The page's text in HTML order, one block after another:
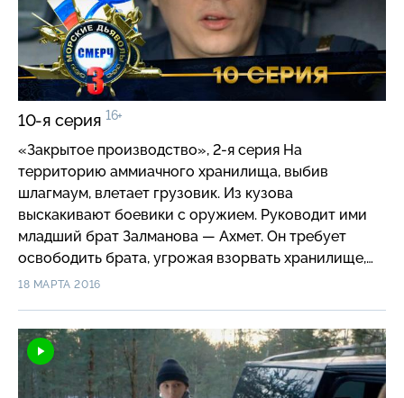
10-я серия 16+
«Закрытое производство», 2-я серия На
территорию аммиачного хранилища, выбив
шлагмаум, влетает грузовик. Из кузова
выскакивают боевики с оружием. Руководит ими
младший брат Залманова — Ахмет. Он требует
освободить брата, угрожая взорвать хранилище,
что обрушит на целый город ядовитое облако. Пока
объекта подъезжают телевизионщики. В КТЦ
принимают решение отвезти на место Залманова-
старшего, чтобы тот уговорил брата сдаться. Но
18 МАРТА 2016